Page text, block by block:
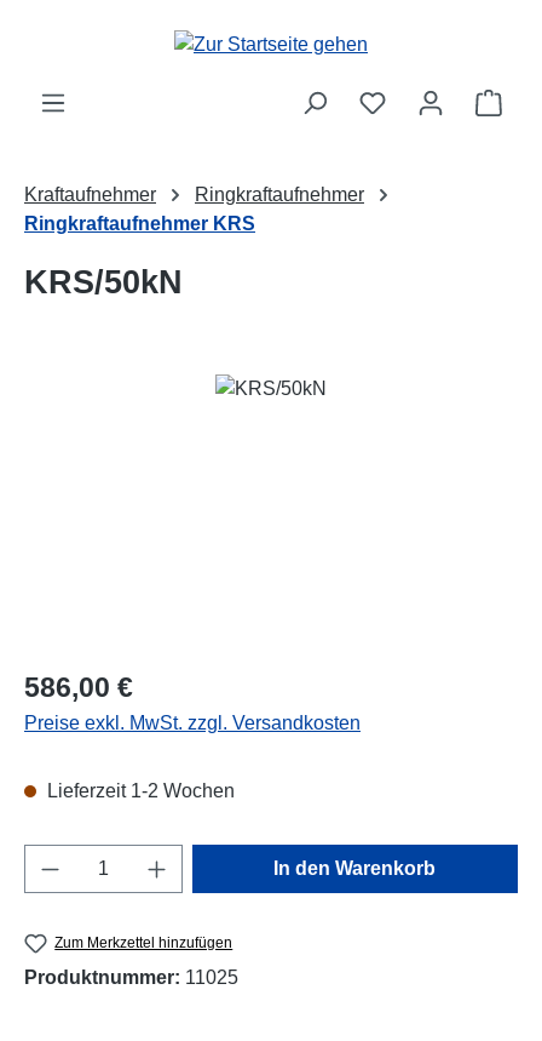
Zum Hauptinhalt springen
Kraftaufnehmer
Ringkraftaufnehmer
Ringkraftaufnehmer KRS
KRS/50kN
Bildergalerie überspringen
Regulärer Preis:
586,00 €
Preise exkl. MwSt. zzgl. Versandkosten
Lieferzeit 1-2 Wochen
Produkt Anzahl: Gib den gewünschten
In den Warenkorb
Zum Merkzettel hinzufügen
Produktnummer: 11025